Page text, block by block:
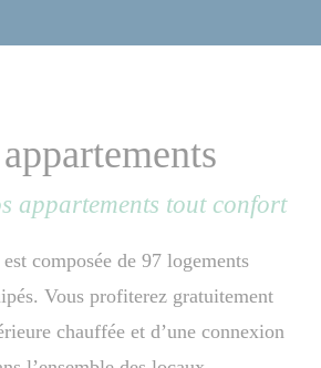
appartements tout confort
composée de 97 logements
Vous profiterez gratuitement
chauffée et d’une connexion